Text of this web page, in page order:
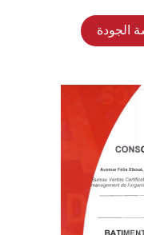
الجودة